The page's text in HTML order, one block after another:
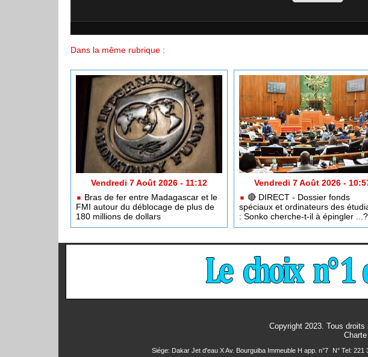
Dans la même rubrique :
Vendredi 7 Août 2026 - 11:12
Bras de fer entre Madagascar et le
FMI autour du déblocage de plus de
180 millions de dollars
Vendredi 7 Août 2026 -
🔴​ DIRECT - Dossier fonds
spéciaux et ordinateurs des
: Sonko cherche-t-il à épingler ...?
Copyright 2023. Tous
Siége: Dakar Jet d'eau X Av. Bourguiba Immeuble H app. n°7 N° Tel: 221